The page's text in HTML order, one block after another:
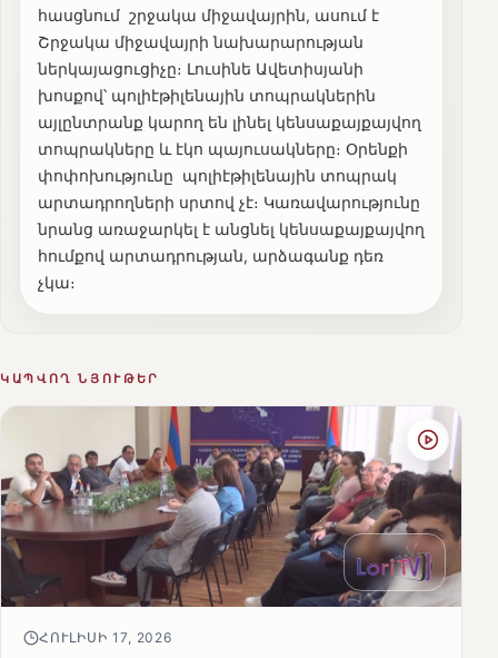
հասցնում շրջակա միջավայրին, ասում է
Շրջակա միջավայրի նախարարության
ներկայացուցիչը։ Լուսինե Ավետիսյանի
խոսքով՝ պոլիէթիլենային տոպրակներին
այլընտրանք կարող են լինել կենսաքայքայվող
տոպրակները և էկո պայուսակները։ Օրենքի
փոփոխությունը պոլիէթիլենային տոպրակ
արտադրողների սրտով չէ։ Կառավարությունը
նրանց առաջարկել է անցնել կենսաքայքայվող
հումքով արտադրության, արձագանք դեռ
չկա։
ԿԱՊՎՈՂ ՆՅՈՒԹԵՐ
ՀՈՒԼԻՍԻ 17, 2026